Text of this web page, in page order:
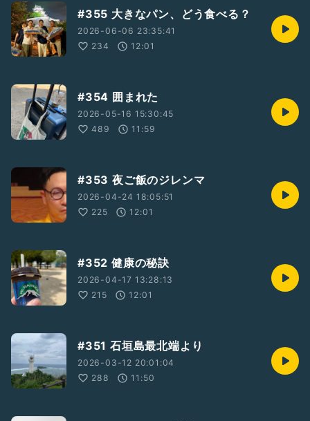
#355 大きなパン、どう食べる？
2026-06-06 23:35:41
234
12:01
#354 囲まれた
2026-05-16 15:30:45
489
11:59
#353 夜ご飯のジレンマ
2026-04-24 18:05:51
225
12:01
#352 健康の秘訣
2026-04-17 13:28:13
215
12:01
#351 石垣島最北端より
2026-03-12 20:01:04
288
11:50